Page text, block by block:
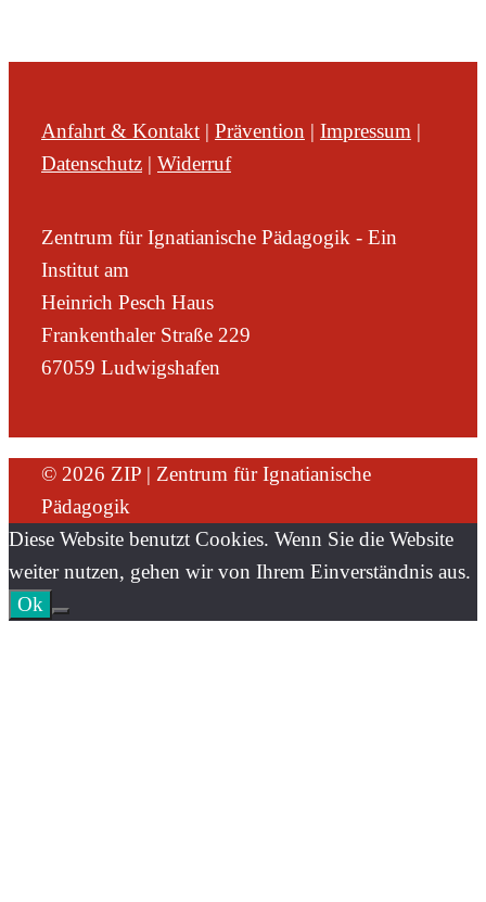
Anfahrt & Kontakt | Prävention | Impressum |
Datenschutz | Widerruf
Zentrum für Ignatianische Pädagogik - Ein
Institut am
Heinrich Pesch Haus
Frankenthaler Straße 229
67059 Ludwigshafen
© 2026 ZIP | Zentrum für Ignatianische
Pädagogik
Diese Website benutzt Cookies. Wenn Sie die Website
weiter nutzen, gehen wir von Ihrem Einverständnis aus.
Ok